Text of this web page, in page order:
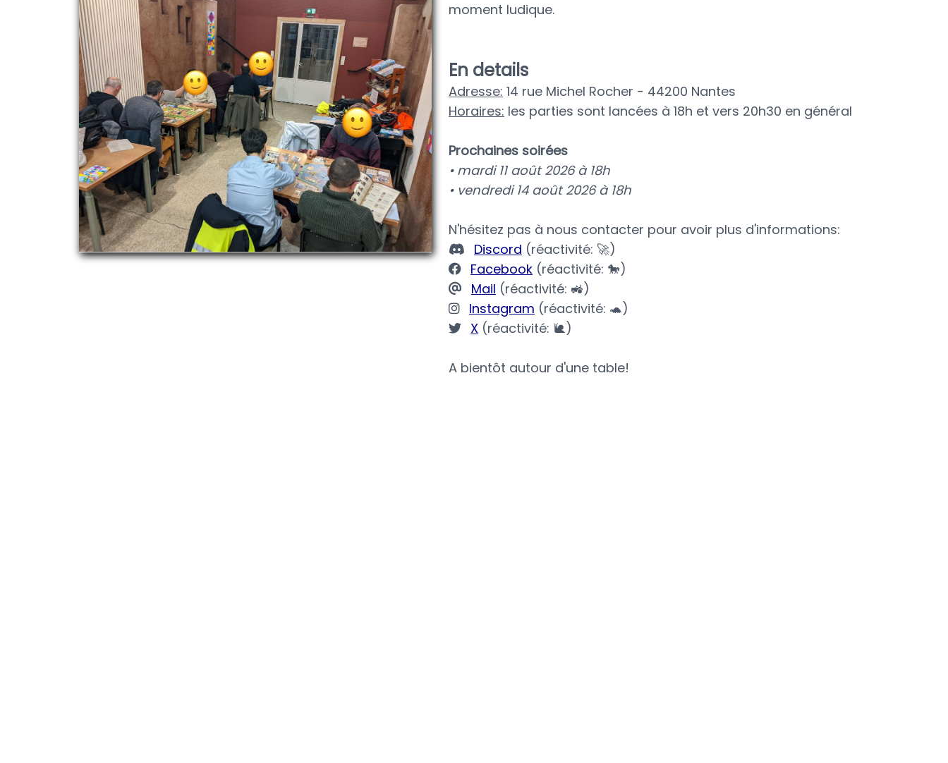
moment ludique.
En details
Adresse: 14 rue Michel Rocher - 44200 Nantes
Horaires: les parties sont lancées à 18h et vers 20h30 en général
Prochaines soirées
• mardi 11 août 2026 à 18h
• vendredi 14 août 2026 à 18h
N'hésitez pas à nous contacter pour avoir plus d'informations:
Discord (réactivité: 🚀)
Facebook (réactivité: 🐎)
Mail (réactivité: 🚜)
Instagram (réactivité: 🐢)
X (réactivité: 🐌)
A bientôt autour d'une table!